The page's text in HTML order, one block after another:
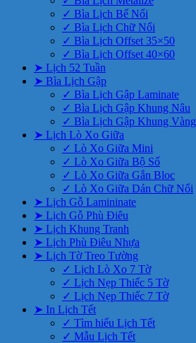
✓ Bìa Lịch Bế Nổi
✓ Bìa Lịch Chữ Nổi
✓ Bìa Lịch Offset 35×50
✓ Bìa Lịch Offset 40×60
➤ Lịch 52 Tuần
➤ Bìa Lịch Gập
✓ Bìa Lịch Gập Laminate
✓ Bìa Lịch Gập Khung Nâu
✓ Bìa Lịch Gập Khung Vàng
➤ Lịch Lò Xo Giữa
✓ Lò Xo Giữa Mini
✓ Lò Xo Giữa Bộ Số
✓ Lò Xo Giữa Gắn Bloc
✓ Lò Xo Giữa Dán Chữ Nổi
➤ Lịch Gỗ Lamininate
➤ Lịch Gỗ Phù Điêu
➤ Lịch Khung Tranh
➤ Lịch Phù Điêu Nhựa
➤ Lịch Tờ Treo Tường
✓ Lịch Lò Xo 7 Tờ
✓ Lịch Nẹp Thiếc 5 Tờ
✓ Lịch Nẹp Thiếc 7 Tờ
➤ In Lịch Tết
✓ Tìm hiểu Lịch Tết
✓ Mẫu Lịch Tết